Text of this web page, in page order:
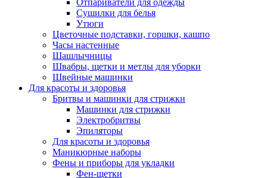
Отпариватели для одежды
Сушилки для белья
Утюги
Цветочные подставки, горшки, кашпо
Часы настенные
Шашлычницы
Швабры, щетки и метлы для уборки
Швейные машинки
Для красоты и здоровья
Бритвы и машинки для стрижки
Машинки для стрижки
Электробритвы
Эпиляторы
Для красоты и здоровья
Маникюрные наборы
Фены и приборы для укладки
Фен-щетки